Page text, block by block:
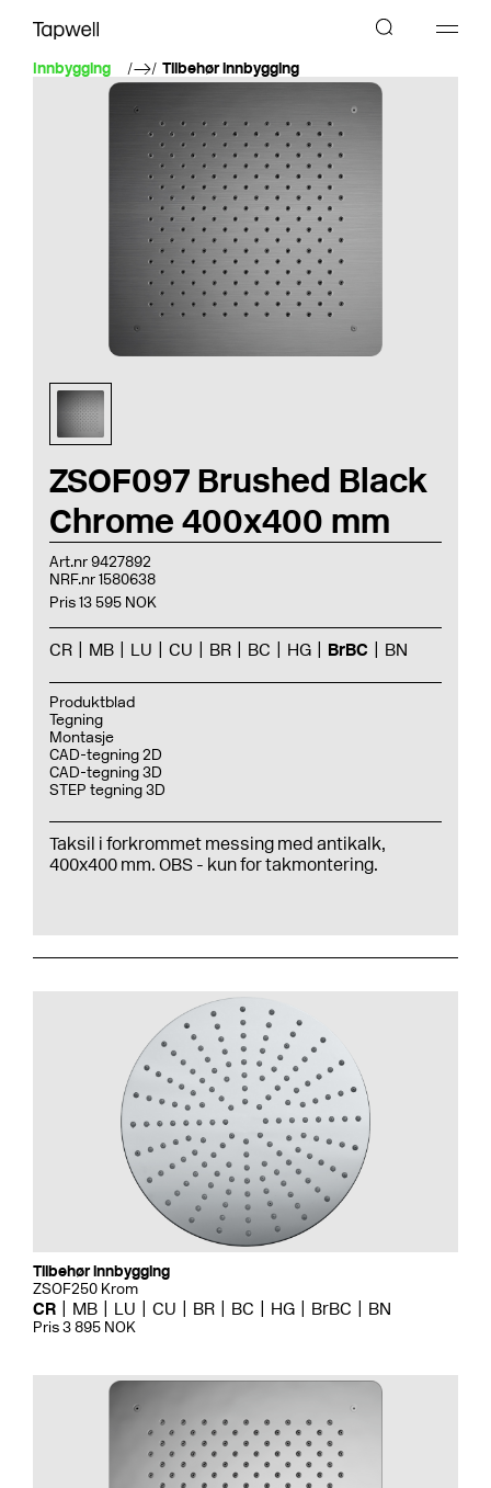
Innbygging Tilbehør innbygging
ZSOF097 Brushed Black
Chrome 400x400 mm
Art.nr 9427892
NRF.nr 1580638
Pris 13 595 NOK
CR MB LU CU BR BC HG BrBC BN
Produktblad
Tegning
Montasje
CAD-tegning 2D
CAD-tegning 3D
STEP tegning 3D
Taksil i forkrommet messing med antikalk,
400x400 mm. OBS - kun for takmontering.
Tilbehør innbygging
ZSOF250 Krom
CR MB LU CU BR BC HG BrBC BN
Pris 3 895 NOK